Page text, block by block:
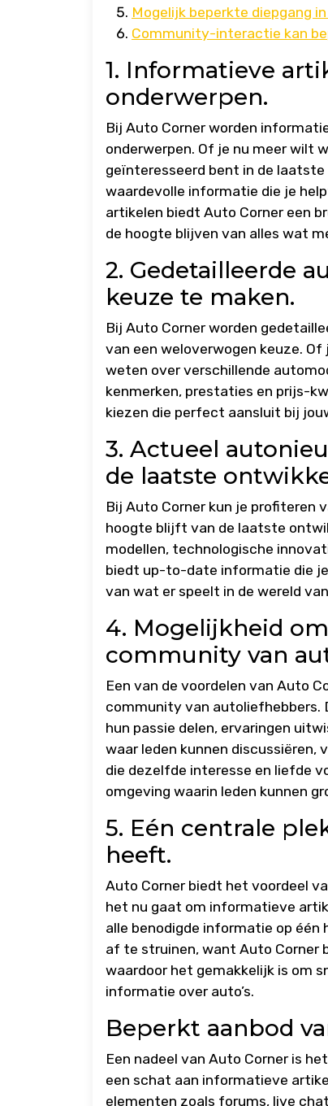
Mogelijk beperkte diepgang
Community-interactie kan
1. Informatieve
onderwerpen.
Bij Auto Corner worden
onderwerpen. Of je nu meer wilt
geïnteresseerd bent in de
waardevolle informatie die je
artikelen biedt Auto Corner een
de hoogte blijven van alles wat
2. Gedetailleerde
keuze te maken.
Bij Auto Corner worden
van een weloverwogen keuze.
weten over verschillende
kenmerken, prestaties en prijs-
kiezen die perfect aansluit bij
3. Actueel
de laatste
Bij Auto Corner kun je profiteren
hoogte blijft van de laatste
modellen, technologische
biedt up-to-date informatie die
van wat er speelt in de wereld van
4. Mogelijkheid
community van
Een van de voordelen van Auto
community van autoliefhebbers.
hun passie delen, ervaringen
waar leden kunnen
die dezelfde interesse en liefde
omgeving waarin leden kunnen
5. Eén centrale
heeft.
Auto Corner biedt het voordeel
het nu gaat om informatieve
alle benodigde informatie op
af te struinen, want Auto Corner
waardoor het gemakkelijk is om
informatie over auto’s.
Beperkt aanbod
Een nadeel van Auto Corner is
een schat aan informatieve
elementen zoals forums, live